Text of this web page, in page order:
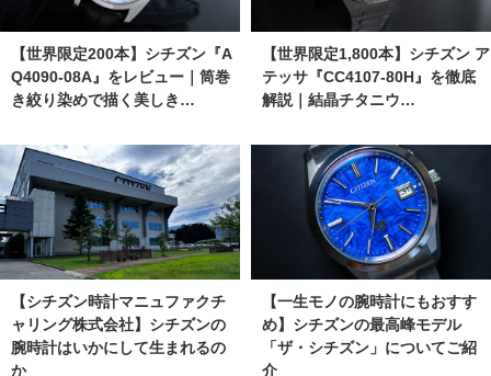
【世界限定200本】シチズン『A
Q4090-08A』をレビュー｜筒巻
き絞り染めで描く美しき…
【世界限定1,800本】シチズン ア
テッサ『CC4107-80H』を徹底
解説｜結晶チタニウ…
【シチズン時計マニュファクチ
ャリング株式会社】シチズンの
腕時計はいかにして生まれるの
か
【一生モノの腕時計にもおすす
め】シチズンの最高峰モデル
「ザ・シチズン」についてご紹
介